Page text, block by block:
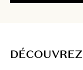
DÉCOUVREZ